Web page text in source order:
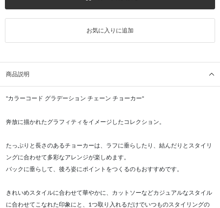
お気に入りに追加
商品説明
"カラーコード グラデーション チェーン チョーカー"
奔放に描かれたグラフィティをイメージしたコレクション。
たっぷりと長さのあるチョーカーは、ラフに垂らしたり、結んだりとスタイリ
ングに合わせて多彩なアレンジが楽しめます。
バックに垂らして、後ろ姿にポイントをつくるのもおすすめです。
きれいめスタイルに合わせて華やかに、カットソーなどカジュアルなスタイル
に合わせてこなれた印象にと、1つ取り入れるだけでいつものスタイリングの